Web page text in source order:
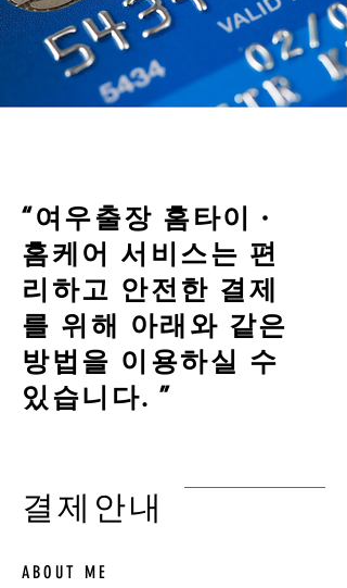
“여우출장 홈타이 ·
홈케어 서비스는 편
리하고 안전한 결제
를 위해 아래와 같은
방법을 이용하실 수
있습니다. ”
결제안내
ABOUT ME